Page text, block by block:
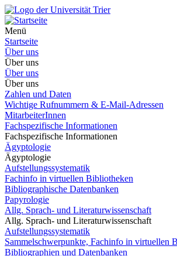
Menü
Startseite
Über uns
Über uns
Über uns
Über uns
Zahlen und Daten
Wichtige Rufnummern & E-Mail-Adressen
MitarbeiterInnen
Fachspezifische Informationen
Fachspezifische Informationen
Ägyptologie
Ägyptologie
Aufstellungssystematik
Fachinfo in virtuellen Bibliotheken
Bibliographische Datenbanken
Papyrologie
Allg. Sprach- und Literaturwissenschaft
Allg. Sprach- und Literaturwissenschaft
Aufstellungssystematik
Sammelschwerpunkte, Fachinfo in virtuellen
Bibliographien und Datenbanken